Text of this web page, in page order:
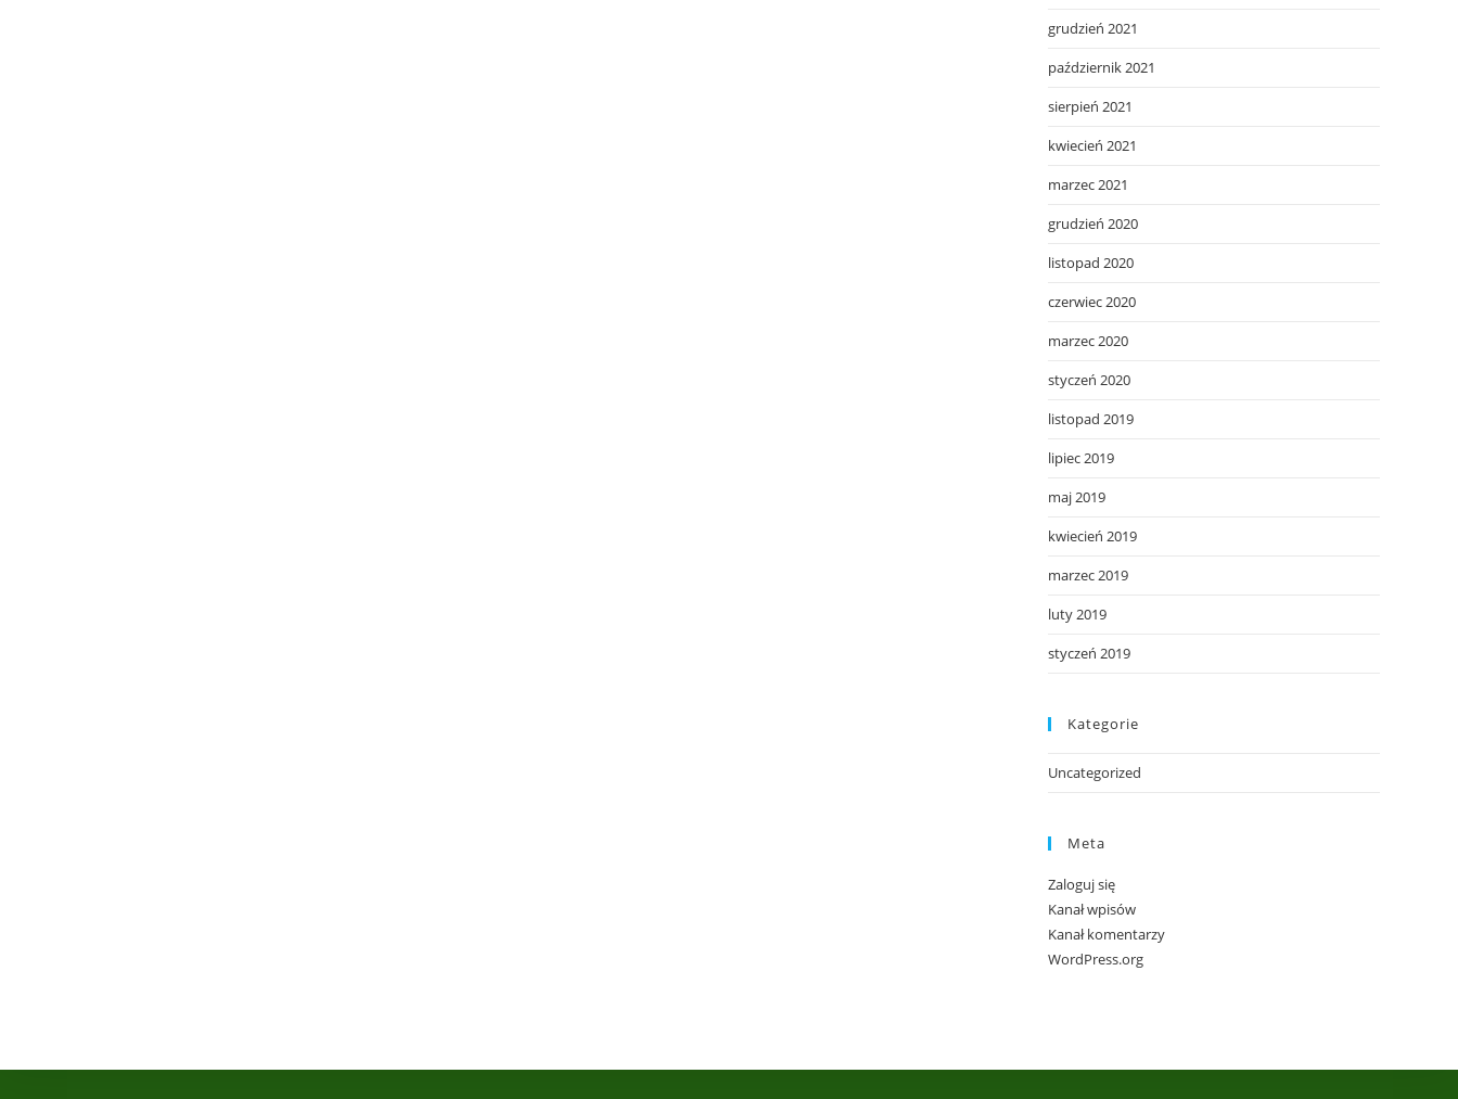
grudzień 2021
październik 2021
sierpień 2021
kwiecień 2021
marzec 2021
grudzień 2020
listopad 2020
czerwiec 2020
marzec 2020
styczeń 2020
listopad 2019
lipiec 2019
maj 2019
kwiecień 2019
marzec 2019
luty 2019
styczeń 2019
Kategorie
Uncategorized
Meta
Zaloguj się
Kanał wpisów
Kanał komentarzy
WordPress.org